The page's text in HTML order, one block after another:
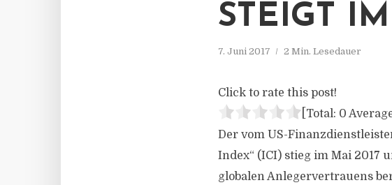
STEIGT
7. Juni 2017 2 Min. Lesedauer
Click to rate this post!
[Total: 0
Der vom US-
Index“ (ICI) stieg im Mai 2017
globalen Anlegervertrauens